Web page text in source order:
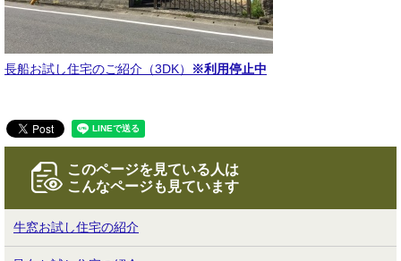
長船お試し住宅のご紹介（3DK） ※利用停止中
このページを見ている人は
こんなページも見ています
牛窓お試し住宅の紹介